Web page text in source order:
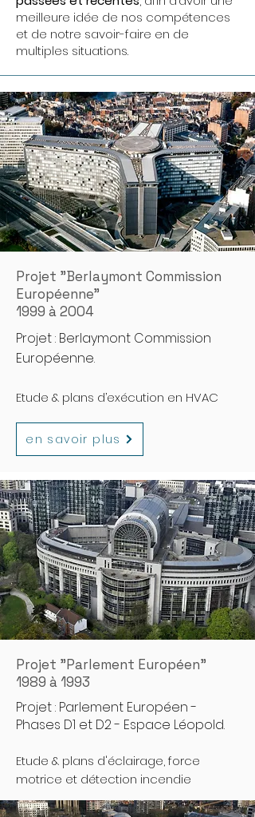
meilleure idée de nos compétences
et de notre savoir-faire en de
multiples situations.
Projet "Berlaymont Commission
Européenne"
1999 à 2004
Projet : Berlaymont Commission
Européenne.
Etude & plans d’exécution en HVAC
en savoir plus
Projet "Parlement Européen"
1989 à 1993
Projet : Parlement Européen -
Phases D1 et D2 - Espace Léopold.
Etude & plans d'éclairage, force
motrice et détection incendie